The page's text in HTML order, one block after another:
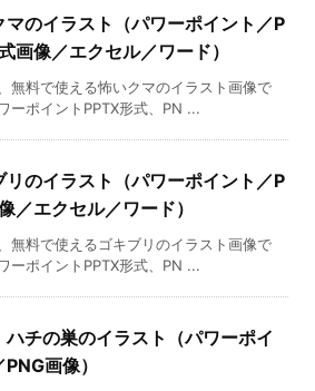
マのイラスト（パワーポイント／P
画像／エクセル／ワード）
無料で使える怖いクマのイラスト画像で
ーポイントPPTX形式、PN ...
リのイラスト（パワーポイント／P
／エクセル／ワード）
無料で使えるゴキブリのイラスト画像で
ーポイントPPTX形式、PN ...
ハチの巣のイラスト（パワーポイ
画像）